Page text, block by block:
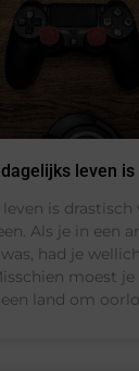
leven
is drastisch
Als je in een
had je
moest je
een land om